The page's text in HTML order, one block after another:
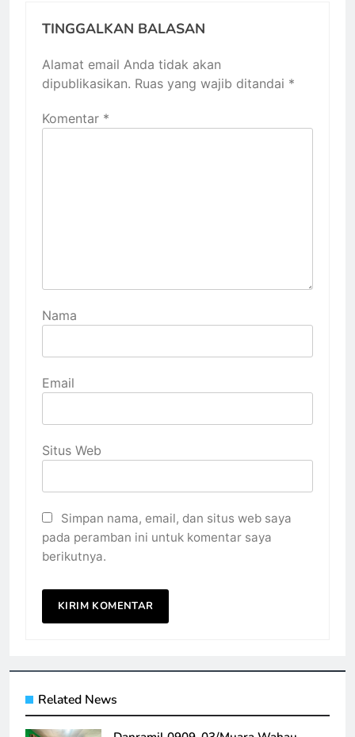
TINGGALKAN BALASAN
Alamat email Anda tidak akan
dipublikasikan. Ruas yang wajib ditandai *
Komentar *
Nama
Email
Situs Web
Simpan nama, email, dan situs web saya
pada peramban ini untuk komentar saya
berikutnya.
Related News